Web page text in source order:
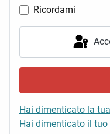
Ricordami
Hai dimenticato la
Hai dimenticato il tuo